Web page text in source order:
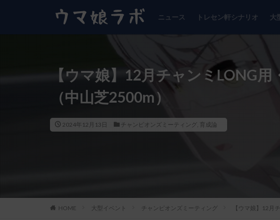
ニュース トレセン軒シナリオ 大
【ウマ娘】12月チャンミLONG用
（中山芝2500m）
2024年12月13日 チャンピオンズミーティング, 育成論
HOME 大型イベント チャンピオンズミーティング 【ウマ娘】12月